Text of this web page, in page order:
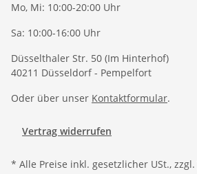
Mo, Mi: 10:00-20:00 Uhr
Sa: 10:00-16:00 Uhr
Düsselthaler Str. 50 (Im Hinterhof)
40211 Düsseldorf - Pempelfort
Oder über unser Kontaktformular.
Vertrag widerrufen
* Alle Preise inkl. gesetzlicher USt., zzgl.